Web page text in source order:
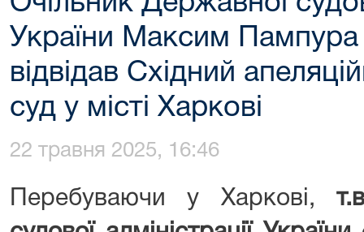
України Максим Пампура
відвідав Cхідний
суд у місті Харкові
22 травня 2025, 16:46
Перебуваючи у Харкові,